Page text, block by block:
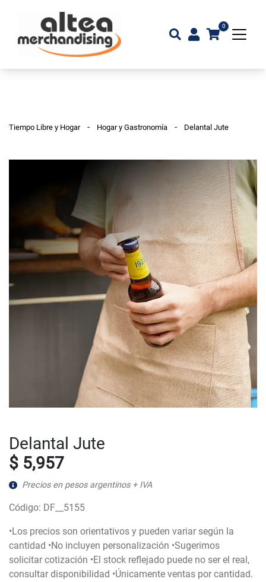
0
Tiempo Libre y Hogar - Hogar y Gastronomía - Delantal Jute
Delantal Jute
$ 5,957
Precios en pesos argentinos + IVA
Código: DF__5155
•Los precios son orientativos y pueden variar según la
cantidad •No incluyen personalización •Sugerimos
solicitar cotización •El stock reflejado puede no ser el real,
consultar disponibilidad •Únicamente ventas por cantidad.